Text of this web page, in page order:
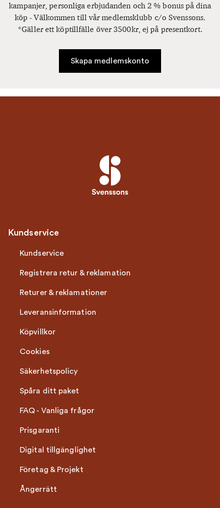
kampanjer, personliga erbjudanden och 2 % bonus på dina
köp - Välkommen till vår medlemsklubb c/o Svenssons.
*Gäller ett köptillfälle över 3500kr, ej på presentkort.
Skapa medlemskonto
Kundservice
Kundservice
Registrera retur & reklamation
Returer & reklamationer
Leveransinformation
Köpvillkor
Cookies
Säkerhetspolicy
Spåra ditt paket
FAQ - Vanliga frågor
Prisgaranti
Digital tillgänglighet
Företag & Projekt
Ångerrätt